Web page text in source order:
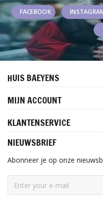
FACEBOOK
HUIS BAEYENS
MIJN ACCOUNT
KLANTENSERVICE
NIEUWSBRIEF
Abonneer je op onze